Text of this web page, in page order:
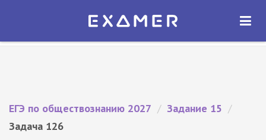
Экзамер — ЕГЭ 2027
ОТКРЫТЬ
ЕГЭ по обществознанию 2027 / Задание 15 /
Задача 126